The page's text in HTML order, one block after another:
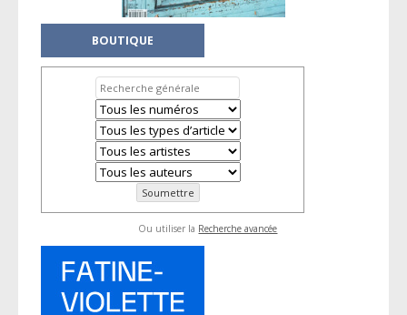
BOUTIQUE
Ou utiliser la Recherche avancée